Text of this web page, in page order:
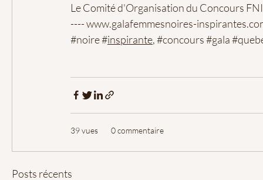
Le Comité d'Organisation du Concours
----www.galafemmesnoires-
#noire#inspirante,#concours#gala
39 vues 0 commentaire
Posts récents